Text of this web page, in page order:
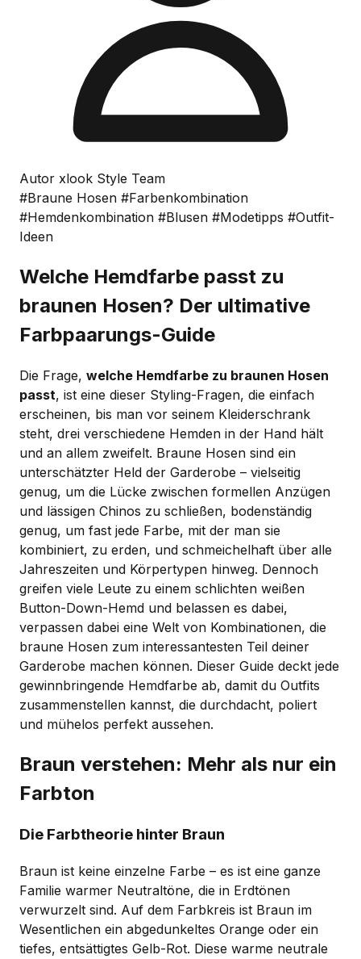
Autor xlook Style Team
#Braune Hosen #Farbenkombination
#Hemdenkombination #Blusen #Modetipps #Outfit-
Ideen
Welche Hemdfarbe passt zu
braunen Hosen? Der ultimative
Farbpaarungs-Guide
Die Frage, welche Hemdfarbe zu braunen Hosen
passt, ist eine dieser Styling-Fragen, die einfach
erscheinen, bis man vor seinem Kleiderschrank
steht, drei verschiedene Hemden in der Hand hält
und an allem zweifelt. Braune Hosen sind ein
unterschätzter Held der Garderobe – vielseitig
genug, um die Lücke zwischen formellen Anzügen
und lässigen Chinos zu schließen, bodenständig
genug, um fast jede Farbe, mit der man sie
kombiniert, zu erden, und schmeichelhaft über alle
Jahreszeiten und Körpertypen hinweg. Dennoch
greifen viele Leute zu einem schlichten weißen
Button-Down-Hemd und belassen es dabei,
verpassen dabei eine Welt von Kombinationen, die
braune Hosen zum interessantesten Teil deiner
Garderobe machen können. Dieser Guide deckt jede
gewinnbringende Hemdfarbe ab, damit du Outfits
zusammenstellen kannst, die durchdacht, poliert
und mühelos perfekt aussehen.
Braun verstehen: Mehr als nur ein
Farbton
Die Farbtheorie hinter Braun
Braun ist keine einzelne Farbe – es ist eine ganze
Familie warmer Neutraltöne, die in Erdtönen
verwurzelt sind. Auf dem Farbkreis ist Braun im
Wesentlichen ein abgedunkeltes Orange oder ein
tiefes, entsättigtes Gelb-Rot. Diese warme neutrale